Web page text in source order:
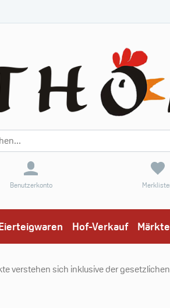
Benutzerkonto
Hof-Verkauf Märkte
verstehen sich inklusive der